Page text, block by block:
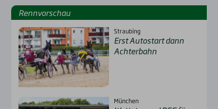
Renn­vor­schau
Straubing
Erst Auto­start dann
Ach­ter­bahn
München